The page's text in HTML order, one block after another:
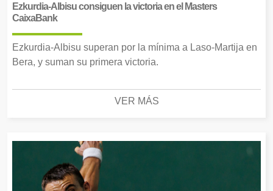
Ezkurdia-Albisu consiguen la victoria en el Masters
CaixaBank
Ezkurdia-Albisu superan por la mínima a Laso-Martija en
Bera, y suman su primera victoria.
VER MÁS